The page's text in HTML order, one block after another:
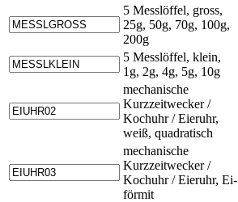
5 Messlöffel, gross,
25g, 50g, 70g, 100g,
200g
5 Messlöffel, klein,
1g, 2g, 4g, 5g, 10g
mechanische
Kurzzeitwecker /
Kochuhr / Eieruhr,
weiß, quadratisch
mechanische
Kurzzeitwecker /
Kochuhr / Eieruhr, Ei-
förmit